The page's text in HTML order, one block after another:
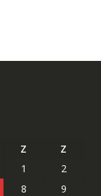
Z
Z
1
2
8
9